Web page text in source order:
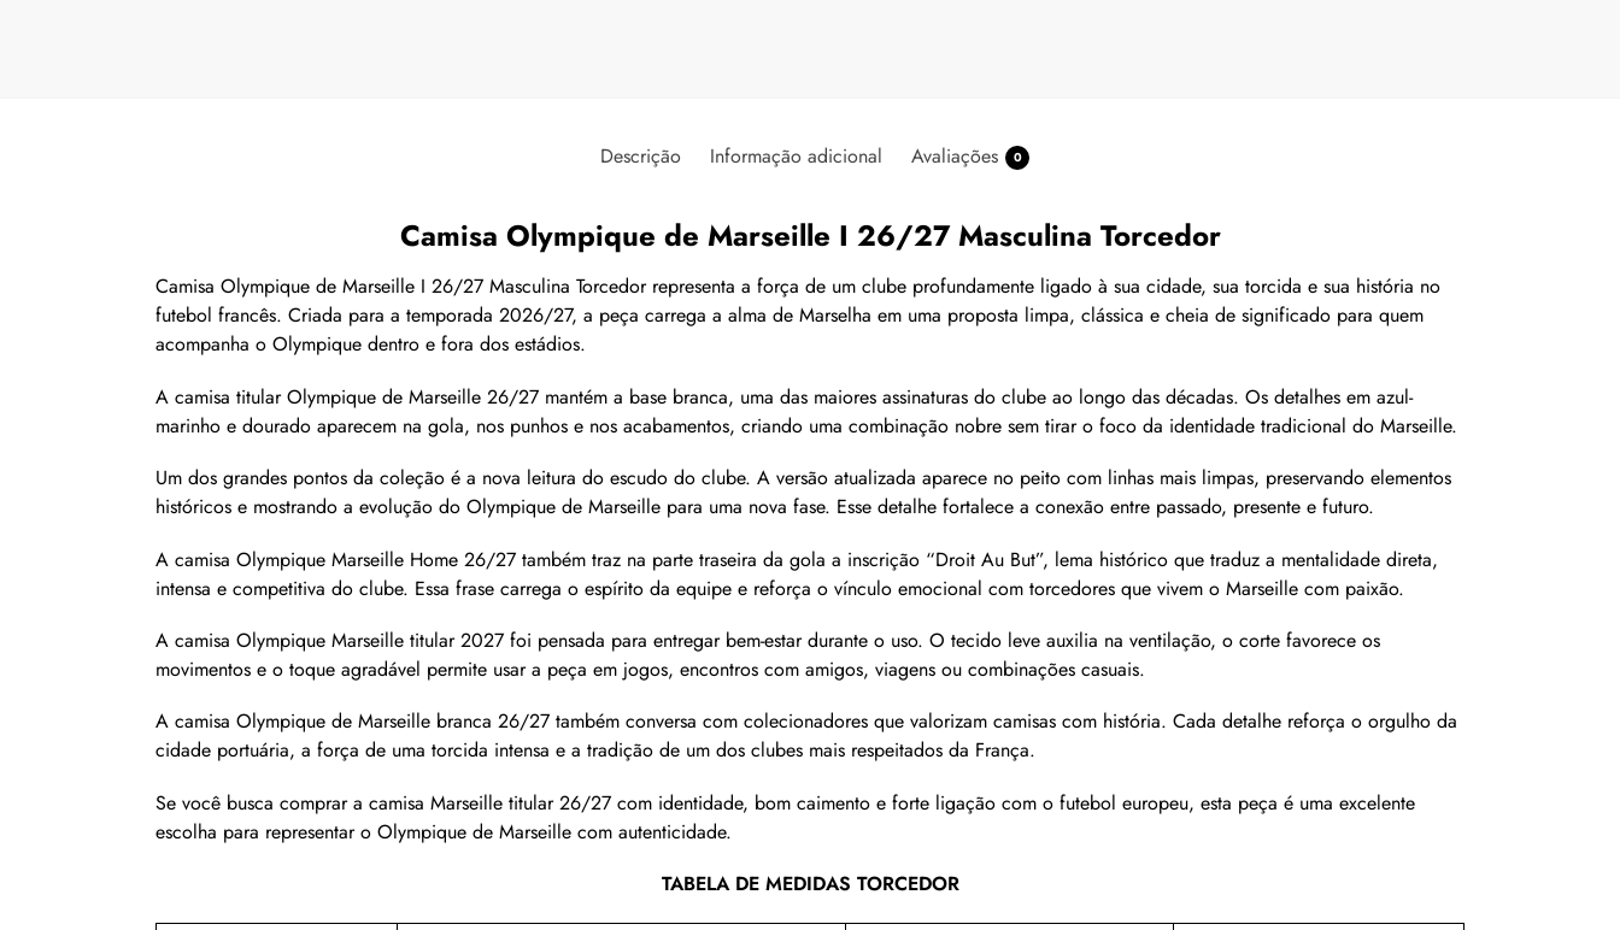
Descrição Informação adicional Avaliações 0
Camisa Olympique de Marseille I 26/27 Masculina Torcedor
Camisa Olympique de Marseille I 26/27 Masculina Torcedor representa a força de um clube profundamente ligado à sua cidade, sua torcida e sua história no
futebol francês. Criada para a temporada 2026/27, a peça carrega a alma de Marselha em uma proposta limpa, clássica e cheia de significado para quem
acompanha o Olympique dentro e fora dos estádios.
A camisa titular Olympique de Marseille 26/27 mantém a base branca, uma das maiores assinaturas do clube ao longo das décadas. Os detalhes em azul-
marinho e dourado aparecem na gola, nos punhos e nos acabamentos, criando uma combinação nobre sem tirar o foco da identidade tradicional do Marseille.
Um dos grandes pontos da coleção é a nova leitura do escudo do clube. A versão atualizada aparece no peito com linhas mais limpas, preservando elementos
históricos e mostrando a evolução do Olympique de Marseille para uma nova fase. Esse detalhe fortalece a conexão entre passado, presente e futuro.
A camisa Olympique Marseille Home 26/27 também traz na parte traseira da gola a inscrição “Droit Au But”, lema histórico que traduz a mentalidade direta,
intensa e competitiva do clube. Essa frase carrega o espírito da equipe e reforça o vínculo emocional com torcedores que vivem o Marseille com paixão.
A camisa Olympique Marseille titular 2027 foi pensada para entregar bem-estar durante o uso. O tecido leve auxilia na ventilação, o corte favorece os
movimentos e o toque agradável permite usar a peça em jogos, encontros com amigos, viagens ou combinações casuais.
A camisa Olympique de Marseille branca 26/27 também conversa com colecionadores que valorizam camisas com história. Cada detalhe reforça o orgulho da
cidade portuária, a força de uma torcida intensa e a tradição de um dos clubes mais respeitados da França.
Se você busca comprar a camisa Marseille titular 26/27 com identidade, bom caimento e forte ligação com o futebol europeu, esta peça é uma excelente
escolha para representar o Olympique de Marseille com autenticidade.
TABELA DE MEDIDAS TORCEDOR